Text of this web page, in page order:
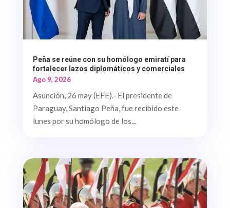
Peña se reúne con su homólogo emiratí para
fortalecer lazos diplomáticos y comerciales
Ago 9, 2026
Asunción, 26 may (EFE).- El presidente de
Paraguay, Santiago Peña, fue recibido este
lunes por su homólogo de los...